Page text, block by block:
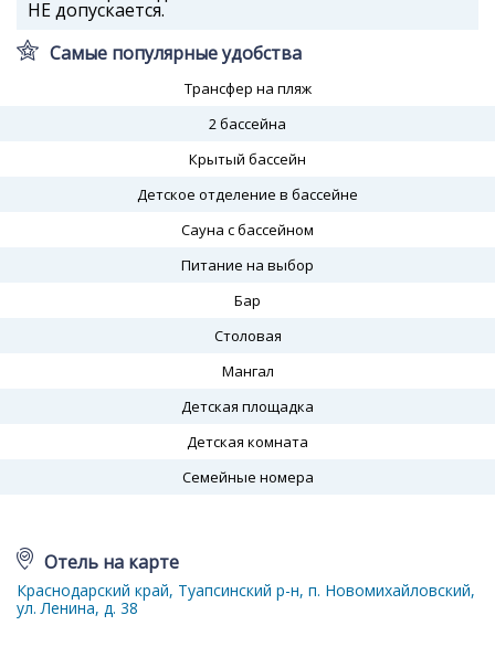
НЕ допускается.
Самые популярные удобства
Трансфер на пляж
2 бассейна
Крытый бассейн
Детское отделение в бассейне
Сауна с бассейном
Питание на выбор
Бар
Столовая
Мангал
Детская площадка
Детская комната
Семейные номера
Отель на карте
Краснодарский край, Туапсинский р-н, п. Новомихайловский,
ул. Ленина, д. 38